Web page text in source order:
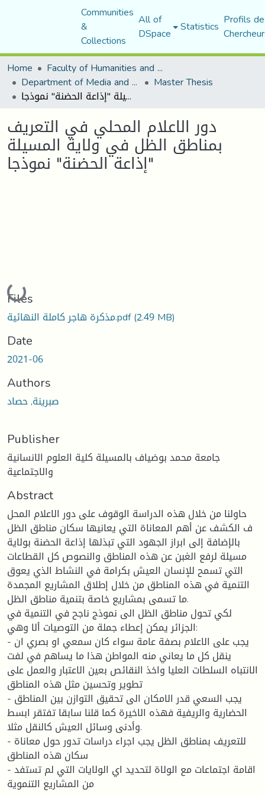
Communities
&
Collections
All of
DSpace Statistics Profils
Home
Faculty of Humanities and Social Sciences
Department of Media and Communication Studies Master Thesis
دور الاعلام المحلي في التعريف بمناطق الظل في ولاية المسيلة "إذاعة الحضنة" نموذجا
دور الاعلام المحلي في التعريف
بمناطق الظل في ولاية المسيلة
"إذاعة الحضنة" نموذجا
Loading...
Files
مذكرة هاجر كاملة النهائية.pdf(2.49 MB)
Date
2021-06
Authors
صبرينة, حصاد
Publisher
جامعة محمد بوضياف بالمسيلة كلية العلوم الانسانية
والاجتماعية
Abstract
حاولنا من خلال هذه الدراسة الوقوف على دور الاعلام المحل
ف الكشف عن أهم المعاناة التي يعانيها سكان مناطق الظل
بالإضافة إلى ابراز الجهود التي تبذلها إذاعة الحضنة بولاية
مسيلة لرفع الغبن عن هذه المناطق والنصوص كل القطاعات
التي تسمح للإنسان العيش بكرامة في النشاط الذي يعوق
التنمية في هذه المناطق من خلال إطلاق المشاريع المجمدة
ما تسمى بمشاريع خاصة بتنمية مناطق الظل.
لكي تحول مناطق الظل الى نموذج ناجح في التنمية في
الجزائر يمكن إعطاء جملة من التوصيات ألا وهي:
- يجب على الاعلام بصفة عامة سواء كان سمعي او بصري ان
ينقل كل ما يعاني منه المواطن هذا ما يساهم في لفت
الانتباه السلطات العليا واخذ النقائص بعين الاعتبار والعمل على
تطوير وتحسين مثل هذه المناطق
- يجب السعي قدر الامكان الى تحقيق التوازن بين المناطق
الحضارية والريفية فهذه الاخيرة كما قلنا سابقا تفتقر ابسط
وأدنى وسائل العيش كالنقل مثلا.
- للتعريف بمناطق الظل يجب اجراء دراسات تدور حول معاناة
سكان هذه المناطق
- اقامة اجتماعات مع الولاة لتحديد اي الولايات التي لم تستفد
من المشاريع التنموية